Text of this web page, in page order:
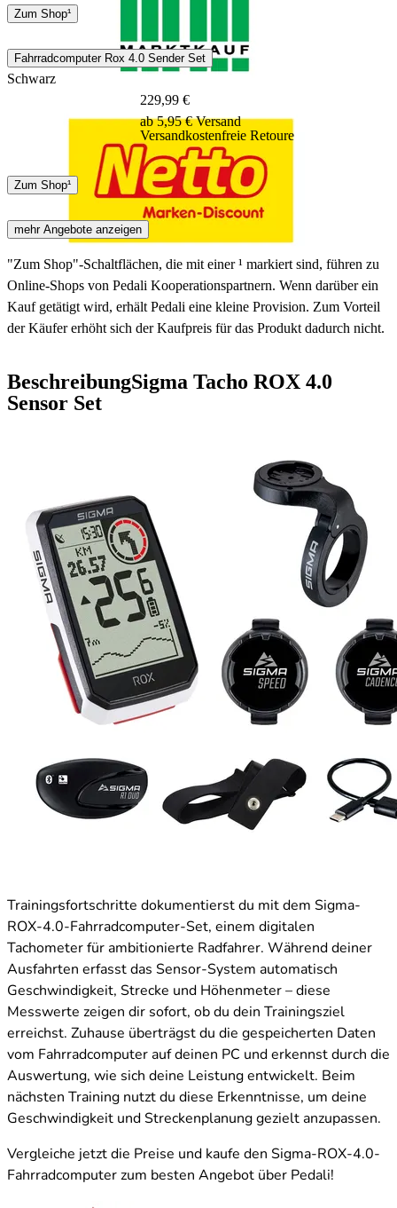
DHL
DPD
Zum Shop¹
Fahrradcomputer Rox 4.0 Sender Set
Schwarz
DHL
Hermes
229,99 €
ab 5,95 € Versand
Versandkostenfreie Retoure
Zum Shop¹
mehr Angebote anzeigen
"Zum Shop"-Schaltflächen, die mit einer ¹ markiert sind, führen zu
Online-Shops von Pedali Kooperationspartnern. Wenn darüber ein
Kauf getätigt wird, erhält Pedali eine kleine Provision. Zum Vorteil
der Käufer erhöht sich der Kaufpreis für das Produkt dadurch nicht.
BeschreibungSigma Tacho ROX 4.0
Sensor Set
Trainingsfortschritte dokumentierst du mit dem Sigma-
ROX-4.0-Fahrradcomputer-Set, einem digitalen
Tachometer für ambitionierte Radfahrer. Während deiner
Ausfahrten erfasst das Sensor-System automatisch
Geschwindigkeit, Strecke und Höhenmeter – diese
Messwerte zeigen dir sofort, ob du dein Trainingsziel
erreichst. Zuhause überträgst du die gespeicherten Daten
vom Fahrradcomputer auf deinen PC und erkennst durch die
Auswertung, wie sich deine Leistung entwickelt. Beim
nächsten Training nutzt du diese Erkenntnisse, um deine
Geschwindigkeit und Streckenplanung gezielt anzupassen.
Vergleiche jetzt die Preise und kaufe den Sigma-ROX-4.0-
Fahrradcomputer zum besten Angebot über Pedali!